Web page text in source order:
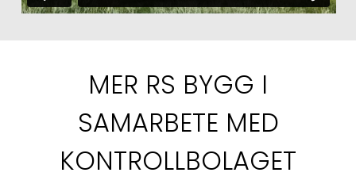
MER RS BYGG I
SAMARBETE MED
KONTROLLBOLAGET